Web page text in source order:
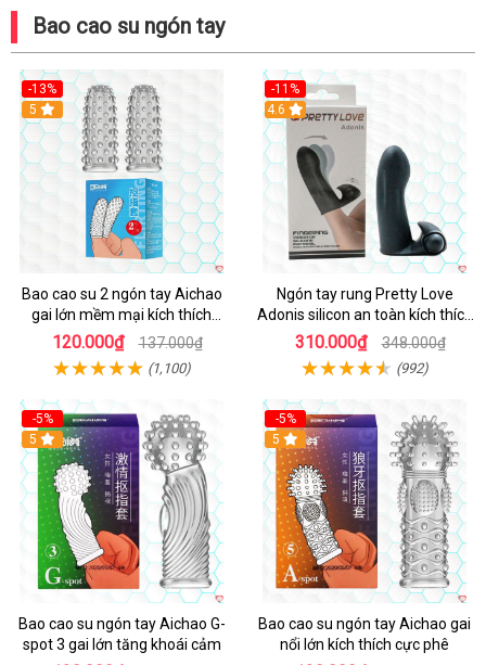
Bao cao su ngón tay
-13%
Hot
5
Bao cao su 2 ngón tay Aichao
gai lớn mềm mại kích thích
thăng hoa
120.000₫ 137.000₫
(1,100)
-11%
4.6
Ngón tay rung Pretty Love
Adonis silicon an toàn kích thích
cực khoái
310.000₫ 348.000₫
(992)
-5%
Hot
5
Bao cao su ngón tay Aichao G-
spot 3 gai lớn tăng khoái cảm
-5%
Hot
5
Bao cao su ngón tay Aichao gai
nổi lớn kích thích cực phê